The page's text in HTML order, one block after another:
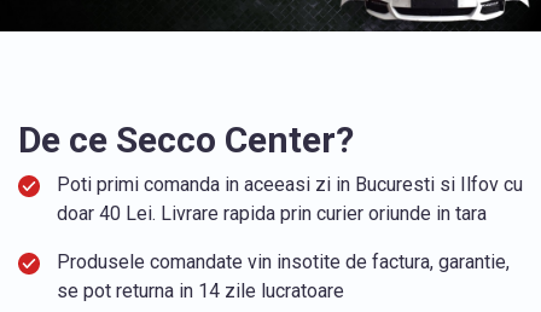
De ce Secco Center?
Poti primi comanda in aceeasi zi in Bucuresti si Ilfov cu
doar 40 Lei. Livrare rapida prin curier oriunde in tara
Produsele comandate vin insotite de factura, garantie,
se pot returna in 14 zile lucratoare